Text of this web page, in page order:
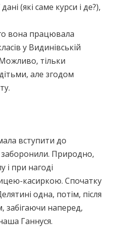
(які саме курси і де?),
вона працювала
у Видинівській
тільки
але згодом
вступити до
заборонили. Природно,
при нагоді
касиркою. Спочатку
одна, потім, після
забігаючи наперед,
Ганнуся.